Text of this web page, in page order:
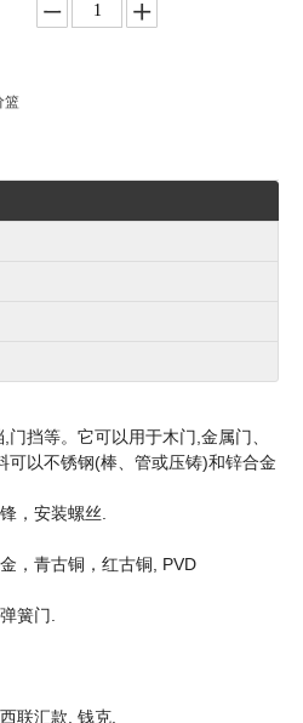
篮
挡等。它可以用于木门,金属门、
可以不锈钢(棒、管或压铸)和锌合金
，安装螺丝.
，青古铜，红古铜, PVD
簧门.
联汇款, 钱克.